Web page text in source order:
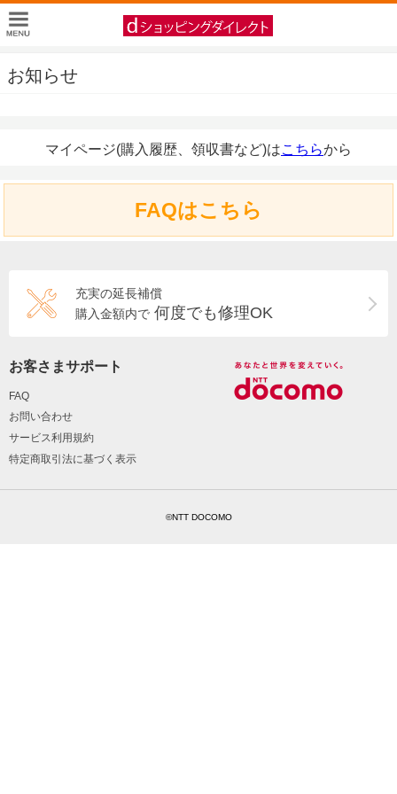
お知らせ
マイページ(購入履歴、領収書など)はこちらから
FAQはこちら
充実の延長補償
購入金額内で 何度でも修理OK
お客さまサポート
FAQ
お問い合わせ
サービス利用規約
特定商取引法に基づく表示
©NTT DOCOMO